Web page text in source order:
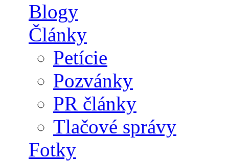
Blogy
Články
Petície
Pozvánky
PR články
Tlačové správy
Fotky